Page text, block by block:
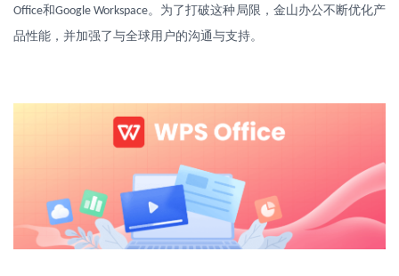
Office和Google Workspace。为了打破这种局限，金山办公不断优化产
品性能，并加强了与全球用户的沟通与支持。